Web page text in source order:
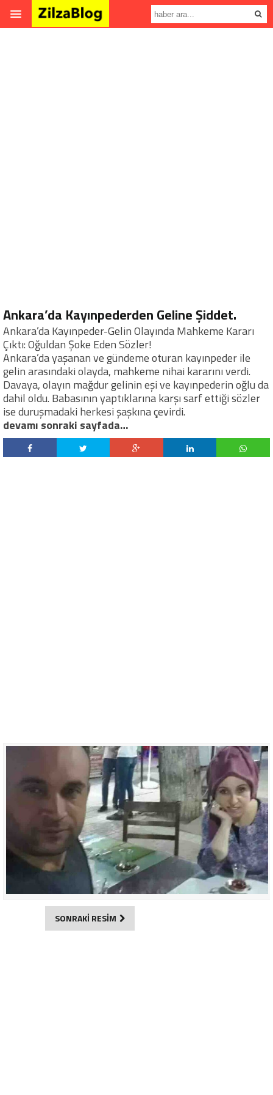
Ankara’da Kayınpederden Geline Şiddet.
Ankara’da Kayınpeder-Gelin Olayında Mahkeme Kararı
Çıktı: Oğuldan Şoke Eden Sözler!
Ankara’da yaşanan ve gündeme oturan kayınpeder ile
gelin arasındaki olayda, mahkeme nihai kararını verdi.
Davaya, olayın mağdur gelinin eşi ve kayınpederin oğlu da
dahil oldu. Babasının yaptıklarına karşı sarf ettiği sözler
ise duruşmadaki herkesi şaşkına çevirdi.
devamı sonraki sayfada…
SONRAKİ RESİM